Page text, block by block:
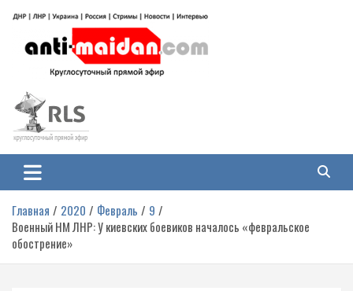
содержимому
Антимайдан: Гражданская война
на Украине
гражданской войне на Украине, включая события в Новороссии, ДНР,
ЛНР и других регионах.
Главная 2020 Февраль
9
Военный НМ ЛНР: У киевских боевиков началось «февральское
обострение»